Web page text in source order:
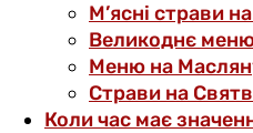
М’ясні страви
Великоднє
Меню на
Страви на
Коли час має